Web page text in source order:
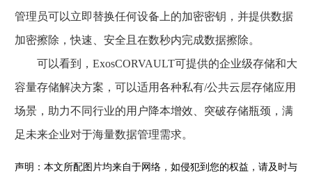
管理员可以立即替换任何设备上的加密密钥，并提供数据
加密擦除，快速、安全且在数秒内完成数据擦除。
可以看到，ExosCORVAULT可提供的企业级存储和大
容量存储解决方案，可以适用各种私有/公共云层存储应用
场景，助力不同行业的用户降本增效、突破存储瓶颈，满
足未来企业对于海量数据管理需求。
声明：本文所配图片均来自于网络，如侵犯到您的权益，请及时与